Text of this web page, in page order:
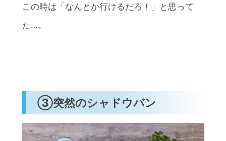
この時は「なんとか行けるだろ！」と思って
た…。
③突然のシャドウバン